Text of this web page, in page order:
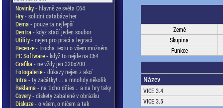
Novinky- hlavně ze světa C64
Hry- solidní databáze her
Dema - pouze ta nejlepší
Dentra - když stačí jeden soubor
Utility- nejen pro práci a legraci
Recenze- trocha textu o všem možném
PC Software- když to nejde na C64
Grafika - ne vždy jen 320x200
Fotogalerie- důkazy nejen z akcí
Intra - ty začátky! ... a mnohdy několik
Reklama - na ticho dňies .. a na hry taky
Covery- diskety zabalené v obrázku
Diskuze- o všem, o ničem a tak
Země
Skupina
Funkce
Název
VICE 3.4
VICE 3.5